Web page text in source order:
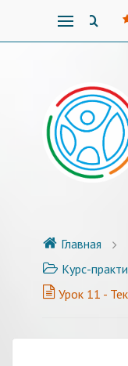
Главная
Курс-практикум "Авторский стиль
Урок 11 - Тексты